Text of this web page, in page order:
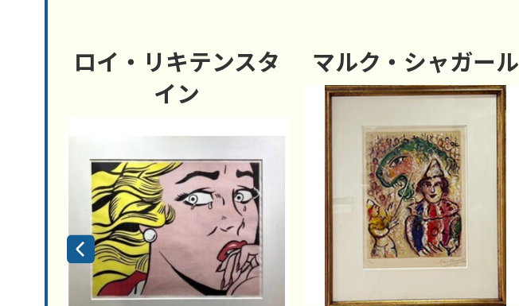
ロイ・リキテンスタ
イン
マルク・シャガール